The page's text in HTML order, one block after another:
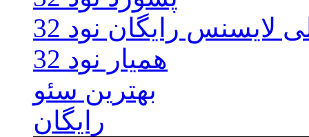
لایسنس رایگان نود 32
همیار نود 32
بهترین سئو
رایگان